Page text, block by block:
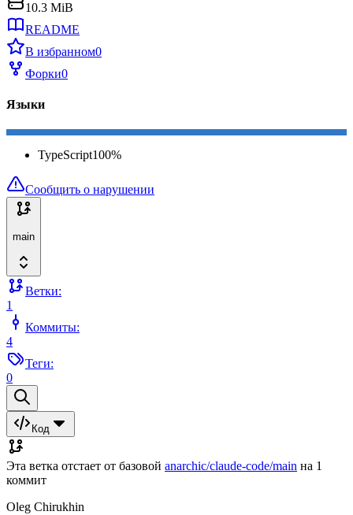
10.3 MiB
README
В избранном0
Форки0
Языки
TypeScript100%
Сообщить о нарушении
main
Ветки:
1
Коммиты:
4
Теги:
0
Код
Эта ветка отстает от базовой anarchic/claude-code/main на 1
коммит
Oleg Chirukhin